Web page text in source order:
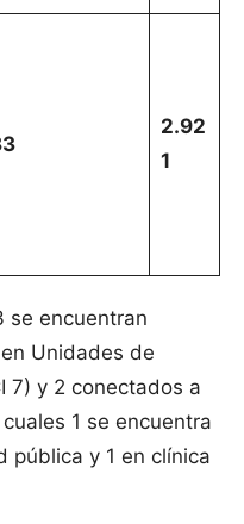
2.92
1
se encuentran
Unidades de
7) y 2 conectados a
1 se encuentra
pública y 1 en clínica